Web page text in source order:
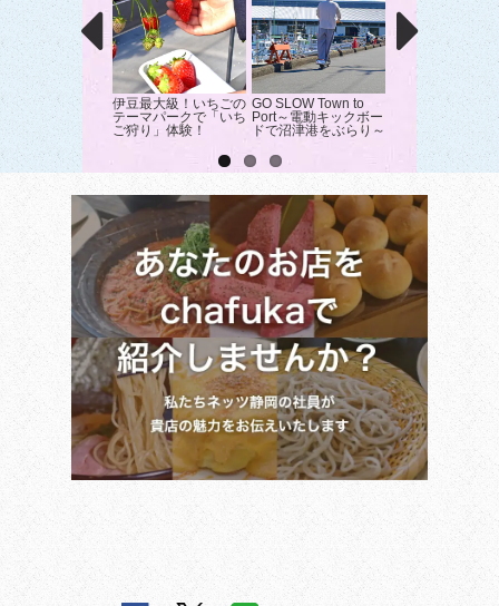
伊豆最大級！いちごの
テーマパークで「いち
ご狩り」体験！
GO SLOW Town to
Port～電動キックボー
ドで沼津港をぶらり～
メタルフォレス
リーンインテリ
クショップ